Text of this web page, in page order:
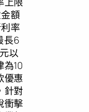
額
率
長6
以
為10
優惠
針對
衝擊